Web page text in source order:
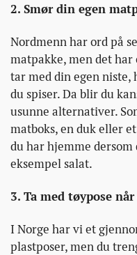
2. Smør din egen
Nordmenn har ord på
matpakke, men det har
tar med din egen niste,
du spiser. Da blir du
usunne alternativer.
matboks, en duk eller
du har hjemme dersom
eksempel salat.
3. Ta med tøypose
I Norge har vi et
plastposer, men du